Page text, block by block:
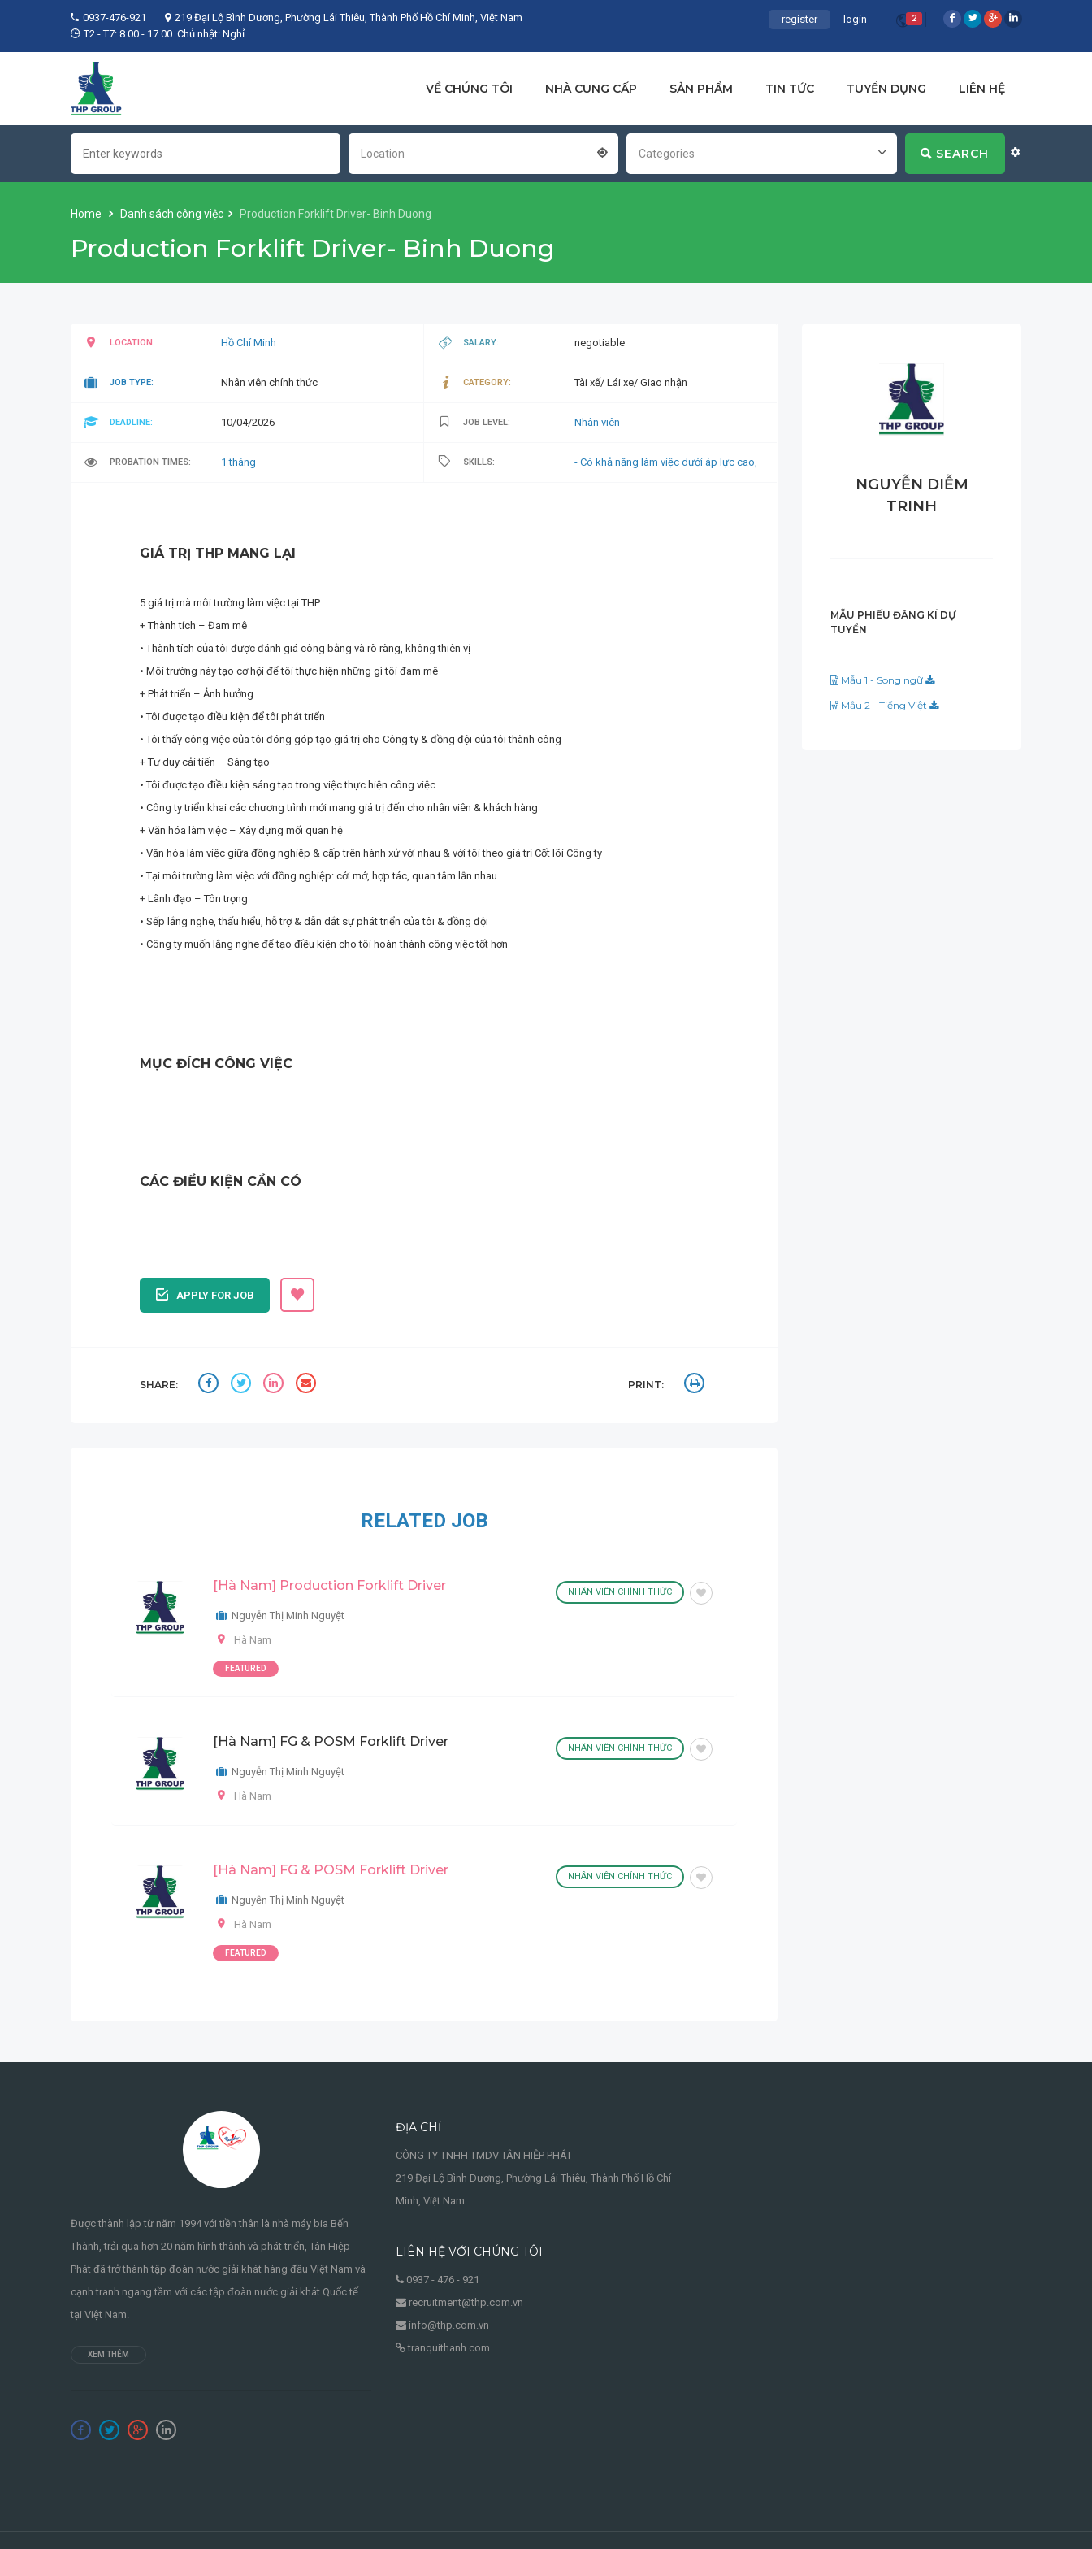
0937-476-921
219 Đại Lộ Bình Dương, Phường Lái Thiêu, Thành Phố Hồ Chí Minh, Việt Nam
T2 - T7: 8.00 - 17.00. Chủ nhật: Nghỉ
2
register login
VỀ CHÚNG TÔI NHÀ CUNG CẤP SẢN PHẨM TIN TỨC TUYỂN DỤNG LIÊN HỆ
Location Categories SEARCH
Home Danh sách công việc Production Forklift Driver- Binh Duong
Production Forklift Driver- Binh Duong
LOCATION: Hồ Chí Minh SALARY: negotiable
JOB TYPE: Nhân viên chính thức CATEGORY: Tài xế/ Lái xe/ Giao nhận
DEADLINE: 10/04/2026 JOB LEVEL: Nhân viên
PROBATION TIMES: 1 tháng SKILLS: - Có khả năng làm việc dưới áp lực cao,
GIÁ TRỊ THP MANG LẠI
5 giá trị mà môi trường làm việc tại THP
+ Thành tích – Đam mê
• Thành tích của tôi được đánh giá công bằng và rõ ràng, không thiên vị
• Môi trường này tạo cơ hội để tôi thực hiện những gì tôi đam mê
+ Phát triển – Ảnh hưởng
• Tôi được tạo điều kiện để tôi phát triển
• Tôi thấy công việc của tôi đóng góp tạo giá trị cho Công ty & đồng đội của tôi thành công
+ Tư duy cải tiến – Sáng tạo
• Tôi được tạo điều kiện sáng tạo trong việc thực hiện công việc
• Công ty triển khai các chương trình mới mang giá trị đến cho nhân viên & khách hàng
+ Văn hóa làm việc – Xây dựng mối quan hệ
• Văn hóa làm việc giữa đồng nghiệp & cấp trên hành xử với nhau & với tôi theo giá trị Cốt lõi Công ty
• Tại môi trường làm việc với đồng nghiệp: cởi mở, hợp tác, quan tâm lẫn nhau
+ Lãnh đạo – Tôn trọng
• Sếp lắng nghe, thấu hiểu, hỗ trợ & dẫn dắt sự phát triển của tôi & đồng đội
• Công ty muốn lắng nghe để tạo điều kiện cho tôi hoàn thành công việc tốt hơn
MỤC ĐÍCH CÔNG VIỆC
CÁC ĐIỀU KIỆN CẦN CÓ
APPLY FOR JOB
SHARE: PRINT:
RELATED JOB
[Hà Nam] Production Forklift Driver
Nguyễn Thị Minh Nguyệt
Hà Nam
FEATURED
NHÂN VIÊN CHÍNH THỨC
[Hà Nam] FG & POSM Forklift Driver
Nguyễn Thị Minh Nguyệt
Hà Nam
NHÂN VIÊN CHÍNH THỨC
[Hà Nam] FG & POSM Forklift Driver
Nguyễn Thị Minh Nguyệt
Hà Nam
FEATURED
NHÂN VIÊN CHÍNH THỨC
NGUYỄN DIỄM
TRINH
MẪU PHIẾU ĐĂNG KÍ DỰ
TUYỂN
Mẫu 1 - Song ngữ
Mẫu 2 - Tiếng Việt
Được thành lập từ năm 1994 với tiền thân là nhà máy bia Bến
Thành, trải qua hơn 20 năm hình thành và phát triển, Tân Hiệp
Phát đã trở thành tập đoàn nước giải khát hàng đầu Việt Nam và
cạnh tranh ngang tầm với các tập đoàn nước giải khát Quốc tế
tại Việt Nam.
XEM THÊM
ĐỊA CHỈ
CÔNG TY TNHH TMDV TÂN HIỆP PHÁT
219 Đại Lộ Bình Dương, Phường Lái Thiêu, Thành Phố Hồ Chí
Minh, Việt Nam
LIÊN HỆ VỚI CHÚNG TÔI
0937 - 476 - 921
recruitment@thp.com.vn
info@thp.com.vn
tranquithanh.com